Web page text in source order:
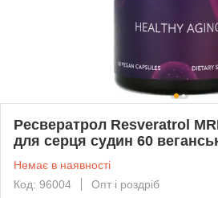
Ресвератрол Resveratrol
для серця судин 60
Немає в наявності
Код: 96004
Опт і роздріб